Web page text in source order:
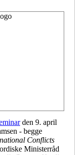
den 9. april
- begge
Conflicts
Ministerråd